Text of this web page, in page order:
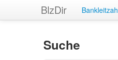
BlzDir
Suche